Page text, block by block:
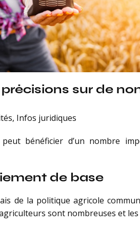
sur de
, Infos juridiques
bénéficier d’un nombre
de base
de la politique agricole
sont nombreuses et